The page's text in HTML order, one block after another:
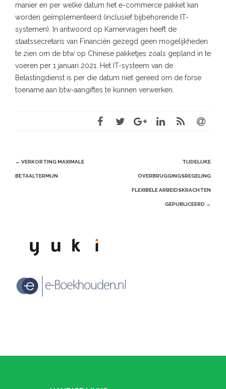
manier en per welke datum het e-commerce pakket kan
worden geïmplementeerd (inclusief bijbehorende IT-
systemen). In antwoord op Kamervragen heeft de
staatssecretaris van Financiën gezegd geen mogelijkheden
te zien om de btw op Chinese pakketjes zoals gepland in te
voeren per 1 januari 2021. Het IT-systeem van de
Belastingdienst is per die datum niet gereed om de forse
toename aan btw-aangiftes te kunnen verwerken.
Post
navigation
← VERKORTING MAXIMALE
BETAALTERMIJN
TIJDELIJKE
OVERBRUGGINGSREGELING
FLEXIBELE ARBEIDSKRACHTEN
GEPUBLICEERD →